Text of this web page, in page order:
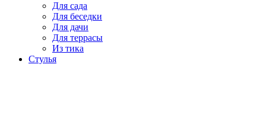
Для сада
Для беседки
Для дачи
Для террасы
Из тика
Стулья